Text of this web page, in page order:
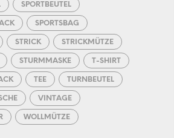
SPORTBEUTEL
SPORTSBAG
STRICK STRICKMÜTZE
STURMMASKE T-SHIRT
TEE TURNBEUTEL
VINTAGE
WOLLMÜTZE